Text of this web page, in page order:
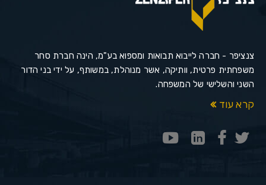
צנציפר - חברה לייבוא תבואות ומספוא בע"מ, הינה חברת סחר
משפחתית פרטית, וותיקה, אשר מנוהלת, במשותף, על ידי בני הדור
השני והשלישי של המשפחה.
קרא עוד